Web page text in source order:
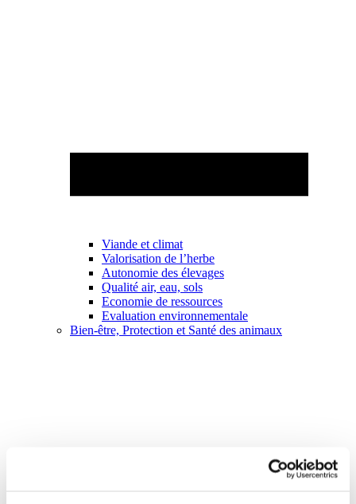
Viande et climat
Valorisation de l’herbe
Autonomie des élevages
Qualité air, eau, sols
Economie de ressources
Evaluation environnementale
Bien-être, Protection et Santé des animaux